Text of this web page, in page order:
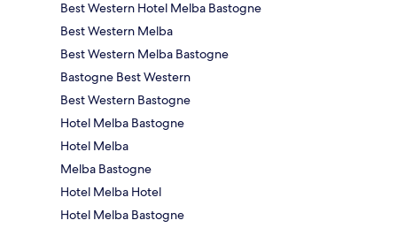
Best Western Hotel Melba Bastogne
Best Western Melba
Best Western Melba Bastogne
Bastogne Best Western
Best Western Bastogne
Hotel Melba Bastogne
Hotel Melba
Melba Bastogne
Hotel Melba Hotel
Hotel Melba Bastogne